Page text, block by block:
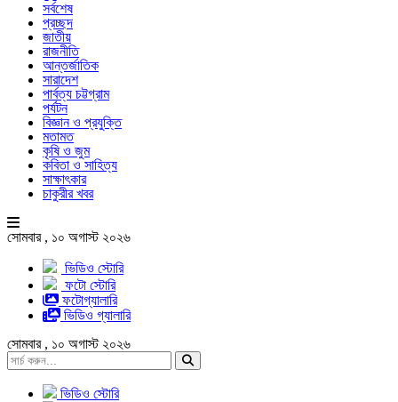
সর্বশেষ
প্রচ্ছদ
জাতীয়
রাজনীতি
আন্তর্জাতিক
সারাদেশ
পার্বত্য চট্টগ্রাম
পর্যটন
বিজ্ঞান ও প্রযুক্তি
মতামত
কৃষি ও জুম
কবিতা ও সাহিত্য
সাক্ষাৎকার
চাকুরীর খবর
সোমবার , ১০ অগাস্ট ২০২৬
ভিডিও স্টোরি
ফটো স্টোরি
ফটোগ্যালারি
ভিডিও গ্যালারি
সোমবার , ১০ অগাস্ট ২০২৬
ভিডিও স্টোরি